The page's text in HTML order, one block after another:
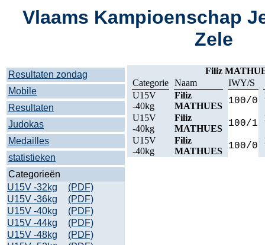
Vlaams Kampioenschap
Zele
Resultaten zondag
Mobile
Resultaten
Judokas
Medailles
statistieken
Categorieën
U15V -32kg
(PDF)
U15V -36kg
(PDF)
U15V -40kg
(PDF)
U15V -44kg
(PDF)
U15V -48kg
(PDF)
Filiz
Categorie Naam IWY/S
U15V
-40kg
Filiz
MATHUES
100/0
U15V
-40kg
Filiz
MATHUES
100/1
U15V
-40kg
Filiz
MATHUES
100/0